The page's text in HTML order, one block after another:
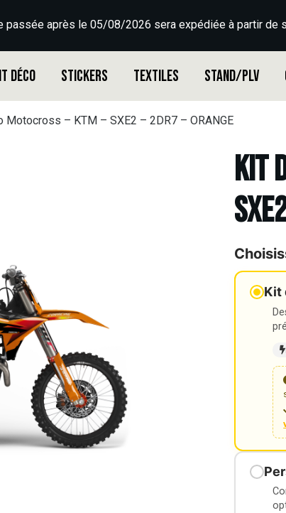
passée après le 05/08/2026 sera expédiée à partir de
déco Stickers Textiles Stand/PLV
Motocross – KTM – SXE2 – 2DR7 – ORANGE
Kit
Kit